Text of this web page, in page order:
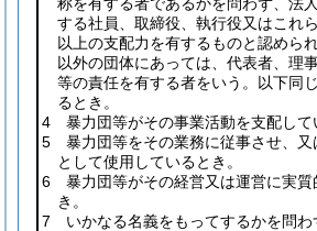
する社員、取締役、執行役又はこれ
以上の支配力を有するものと認めら
以外の団体にあっては、代表者、理
等の責任を有する者をいう。以下同
るとき。
4 暴力団等がその事業活動を支配して
5 暴力団等をその業務に従事させ、又
として使用しているとき。
6 暴力団等がその経営又は運営に実質
き。
7 いかなる名義をもってするかを問わ